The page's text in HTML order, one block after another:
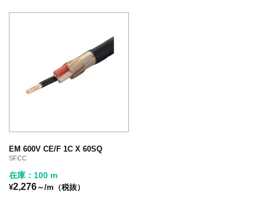
EM 600V CE/F 1C X 60SQ
SFCC
在庫：100 m
¥2,276～/m（税抜）